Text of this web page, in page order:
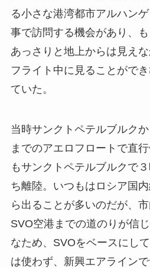
る小さな港湾都市アルハン
事で訪問する機会があり、
あっさりと地上からは見え
フライト中に見ることがで
ていた。
当時サンクトペテルブルク
までのアエロフロートで直
もサンクトペテルブルクで
ち離陸。いつもはロシア国
ら出ることが多いのだが、
SVO空港までの道のりが信
なため、SVOをベースにし
は使わず、新興エアライン